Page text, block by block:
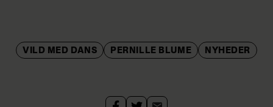
VILD MED DANS PERNILLE BLUME NYHEDER